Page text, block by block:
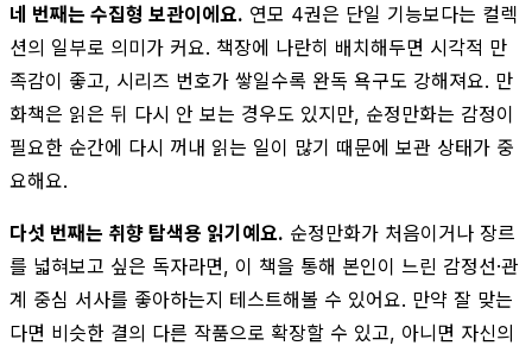
네 번째는 수집형 보관이에요. 연모 4권은 단일 기능보다는 컬렉
션의 일부로 의미가 커요. 책장에 나란히 배치해두면 시각적 만
족감이 좋고, 시리즈 번호가 쌓일수록 완독 욕구도 강해져요. 만
화책은 읽은 뒤 다시 안 보는 경우도 있지만, 순정만화는 감정이
필요한 순간에 다시 꺼내 읽는 일이 많기 때문에 보관 상태가 중
요해요.
다섯 번째는 취향 탐색용 읽기예요. 순정만화가 처음이거나 장르
를 넓혀보고 싶은 독자라면, 이 책을 통해 본인이 느린 감정선·관
계 중심 서사를 좋아하는지 테스트해볼 수 있어요. 만약 잘 맞는
다면 비슷한 결의 다른 작품으로 확장할 수 있고, 아니면 자신의